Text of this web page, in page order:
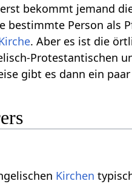
bekommt jemand
bestimmte Person als
. Aber es ist die
Protestantischen
gibt es dann ein
Kirchen